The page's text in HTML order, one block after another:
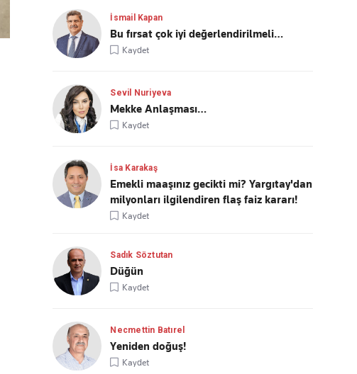
İsmail Kapan
Bu fırsat çok iyi değerlendirilmeli…
Kaydet
Sevil Nuriyeva
Mekke Anlaşması…
Kaydet
İsa Karakaş
Emekli maaşınız gecikti mi? Yargıtay'dan
milyonları ilgilendiren flaş faiz kararı!
Kaydet
Sadık Söztutan
Düğün
Kaydet
Necmettin Batırel
Yeniden doğuş!
Kaydet